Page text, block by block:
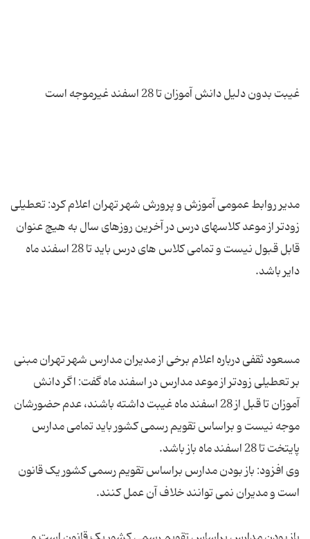
مدیر روابط عمومی آموزش و پرورش شهر تهران اعلام کرد: تعطیلی
زودتر از موعد کلاسهای درس در آخرین روزهای سال به هیچ عنوان
قابل قبول نیست و تمامی کلاس های درس باید تا 28 اسفند ماه
مسعود ثقفی درباره اعلام برخی از مدیران مدارس شهر تهران مبنی
بر تعطیلی زودتر از موعد مدارس در اسفند ماه گفت: اگر دانش
آموزان تا قبل از 28 اسفند ماه غیبت داشته باشند، عدم حضورشان
موجه نیست و براساس تقویم رسمی کشور باید تمامی مدارس
وی افزود: باز بودن مدارس براساس تقویم رسمی کشور یک قانون